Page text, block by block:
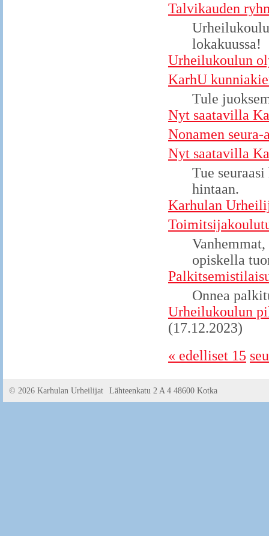
Talvikauden
lokakuussa!
Urheilukoulun
KarhU
Tule
Nyt saatavilla
Nonamen
Nyt saatavilla
Tue
hintaan.
Karhulan
opiskella
Onnea
Urheilukoulun
(17.12.2023)
« edelliset 15
© 2026 Karhulan Urheilijat Lähteenkatu 2 A 4 48600 Kotka